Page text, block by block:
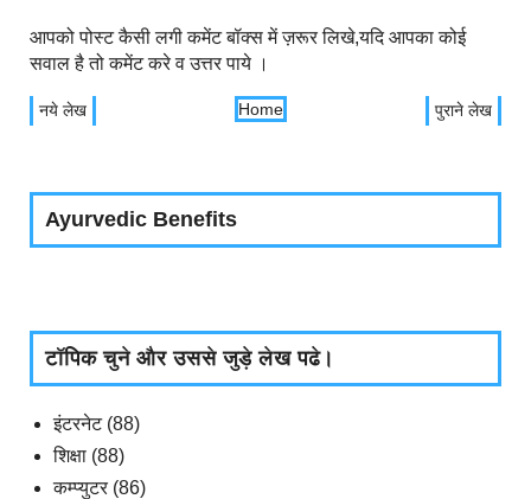
आपको पोस्ट कैसी लगी कमेंट बॉक्स में ज़रूर लिखे,यदि आपका कोई
सवाल है तो कमेंट करे व उत्तर पाये ।
नये लेख पुराने लेख
Home
Ayurvedic Benefits
टॉपिक चुने और उससे जुड़े लेख पढे।
इंटरनेट (88)
शिक्षा (88)
कम्प्युटर (86)